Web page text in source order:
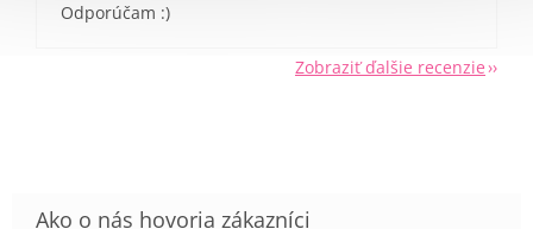
Odporúčam :)
Zobraziť ďalšie recenzie